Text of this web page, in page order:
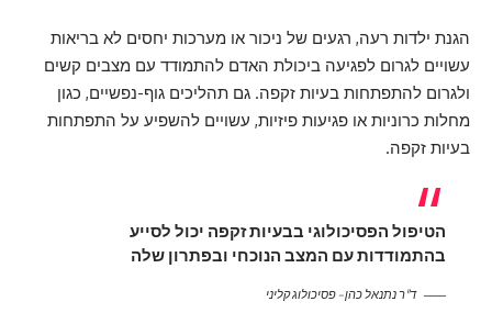
הגנת ילדות רעה, רגעים של ניכור או מערכות יחסים לא בריאות
עשויים לגרום לפגיעה ביכולת האדם להתמודד עם מצבים קשים
ולגרום להתפתחות בעיות זקפה. גם תהליכים גוף-נפשיים, כגון
מחלות כרוניות או פגיעות פיזיות, עשויים להשפיע על התפתחות
בעיות זקפה.
הטיפול הפסיכולוגי בבעיות זקפה יכול לסייע
בהתמודדות עם המצב הנוכחי ובפתרון שלה
ד"ר נתנאל כהן – פסיכולוג קליני